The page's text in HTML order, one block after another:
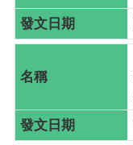
案
預
告
站
導